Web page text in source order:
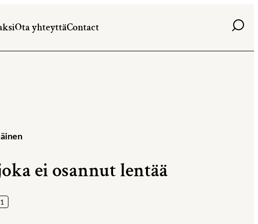
Ota yhteyttäContact Haku
ei osannut lentää